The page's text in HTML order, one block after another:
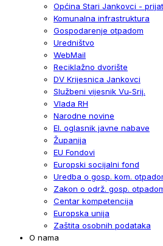
Općina Stari Jankovci -
Komunalna infrastruktura
Gospodarenje otpadom
Uredništvo
WebMail
Reciklažno dvorište
DV Krijesnica Jankovci
Službeni vijesnik Vu-Srij.
Vlada RH
Narodne novine
El. oglasnik javne nabave
Županija
EU Fondovi
Europski socijalni fond
Uredba o gosp. kom.
Zakon o održ. gosp.
Centar kompetencija
Europska unija
Zaštita osobnih podataka
O nama